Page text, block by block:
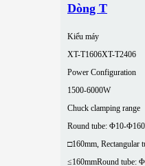
Dòng T
Kiểu máy
XT-T1606XT-T2406
Power Configuration
1500-6000W
Chuck clamping range
Round tube: Φ10-
□160mm, Rectangular
≤160mmRound tube: